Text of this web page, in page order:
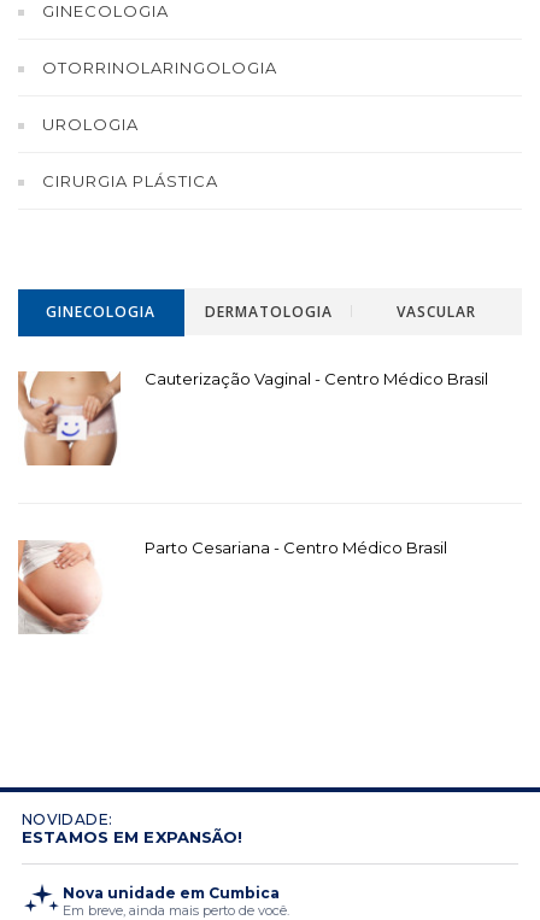
GINECOLOGIA
OTORRINOLARINGOLOGIA
UROLOGIA
CIRURGIA PLÁSTICA
GINECOLOGIA DERMATOLOGIA VASCULAR
Cauterização Vaginal - Centro Médico Brasil
Parto Cesariana - Centro Médico Brasil
NOVIDADE:
ESTAMOS EM EXPANSÃO!
Nova unidade em Cumbica
Em breve, ainda mais perto de você.